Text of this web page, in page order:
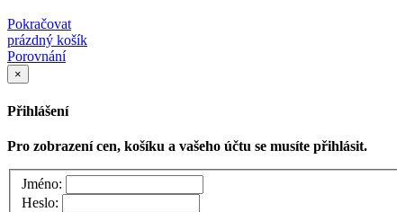
Pokračovat
prázdný košík
Porovnání
×
Přihlášení
Pro zobrazení cen, košíku a vašeho účtu se musíte přihlásit.
Jméno:
Heslo: